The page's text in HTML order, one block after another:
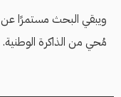
ويبقي البحث مستمرًا عن
مُحي من الذاكرة الوطنية.